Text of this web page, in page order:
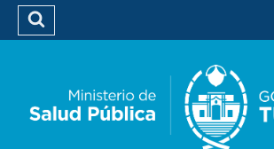
Biblioteca
Buscar